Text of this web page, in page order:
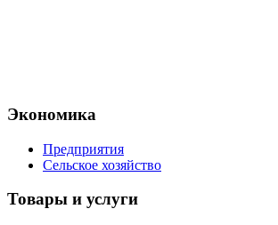
Экономика
Предприятия
Сельское хозяйство
Товары и услуги